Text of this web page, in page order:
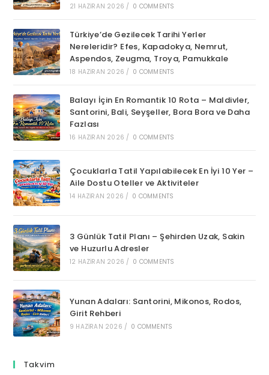
21 HAZIRAN 2026 / 0 COMMENTS
Türkiye’de Gezilecek Tarihi Yerler
Nereleridir? Efes, Kapadokya, Nemrut,
Aspendos, Zeugma, Troya, Pamukkale
18 HAZIRAN 2026 / 0 COMMENTS
Balayı İçin En Romantik 10 Rota – Maldivler,
Santorini, Bali, Seyşeller, Bora Bora ve Daha
Fazlası
16 HAZIRAN 2026 / 0 COMMENTS
Çocuklarla Tatil Yapılabilecek En İyi 10 Yer –
Aile Dostu Oteller ve Aktiviteler
14 HAZIRAN 2026 / 0 COMMENTS
3 Günlük Tatil Planı – Şehirden Uzak, Sakin
ve Huzurlu Adresler
12 HAZIRAN 2026 / 0 COMMENTS
Yunan Adaları: Santorini, Mikonos, Rodos,
Girit Rehberi
9 HAZIRAN 2026 / 0 COMMENTS
Takvim